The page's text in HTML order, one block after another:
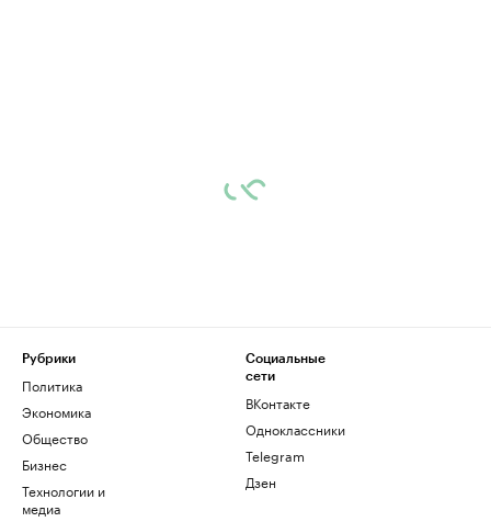
Рубрики
Политика
Экономика
Общество
Бизнес
Технологии и
медиа
Социальные
сети
ВКонтакте
Одноклассники
Telegram
Дзен